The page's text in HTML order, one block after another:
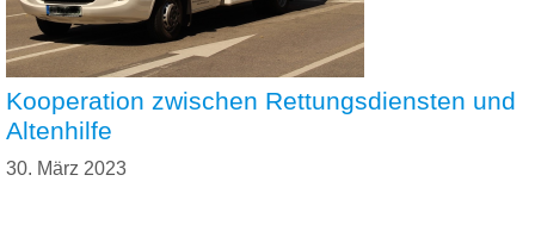
Kooperation zwischen Rettungsdiensten und
Altenhilfe
30. März 2023